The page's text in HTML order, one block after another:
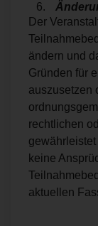
Der
ändern und
Gründen für
auszusetzen
rechtlichen
keine
aktuellen